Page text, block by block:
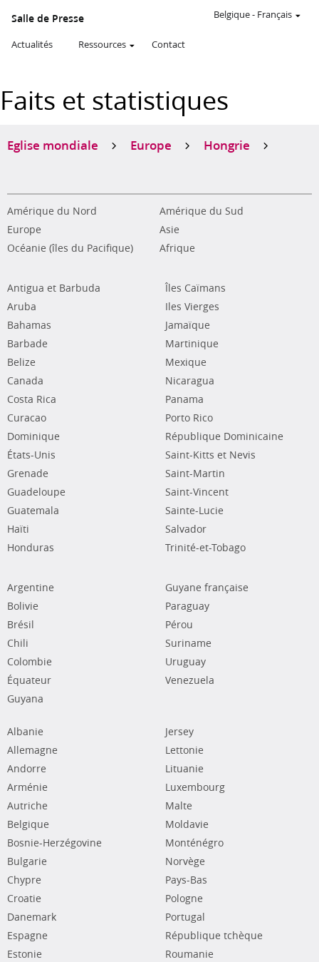
Salle de Presse
Actualités Ressources Contact
Belgique- Français
Faits et statistiques
Eglise mondiale Europe Hongrie
Amérique du Nord
Amérique du Sud
Europe
Asie
Océanie (îles du Pacifique)
Afrique
Antigua et Barbuda
Aruba
Bahamas
Barbade
Belize
Canada
Costa Rica
Curacao
Dominique
États-Unis
Grenade
Guadeloupe
Guatemala
Haïti
Honduras
Îles Caïmans
Iles Vierges
Jamaïque
Martinique
Mexique
Nicaragua
Panama
Porto Rico
République Dominicaine
Saint-Kitts et Nevis
Saint-Martin
Saint-Vincent
Sainte-Lucie
Salvador
Trinité-et-Tobago
Argentine
Bolivie
Brésil
Chili
Colombie
Équateur
Guyana
Guyane française
Paraguay
Pérou
Suriname
Uruguay
Venezuela
Albanie
Allemagne
Andorre
Arménie
Autriche
Belgique
Bosnie-Herzégovine
Bulgarie
Chypre
Croatie
Danemark
Espagne
Estonie
Jersey
Lettonie
Lituanie
Luxembourg
Malte
Moldavie
Monténégro
Norvège
Pays-Bas
Pologne
Portugal
République tchèque
Roumanie